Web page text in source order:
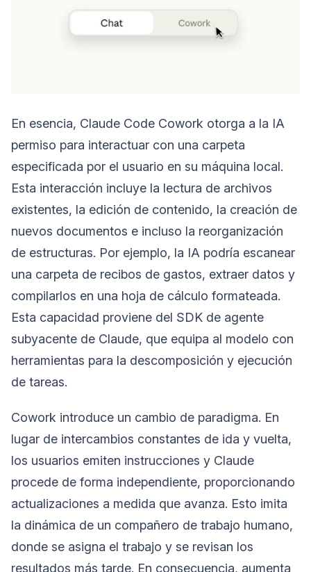
En esencia, Claude Code Cowork otorga a la IA
permiso para interactuar con una carpeta
especificada por el usuario en su máquina local.
Esta interacción incluye la lectura de archivos
existentes, la edición de contenido, la creación de
nuevos documentos e incluso la reorganización
de estructuras. Por ejemplo, la IA podría escanear
una carpeta de recibos de gastos, extraer datos y
compilarlos en una hoja de cálculo formateada.
Esta capacidad proviene del SDK de agente
subyacente de Claude, que equipa al modelo con
herramientas para la descomposición y ejecución
de tareas.
Cowork introduce un cambio de paradigma. En
lugar de intercambios constantes de ida y vuelta,
los usuarios emiten instrucciones y Claude
procede de forma independiente, proporcionando
actualizaciones a medida que avanza. Esto imita
la dinámica de un compañero de trabajo humano,
donde se asigna el trabajo y se revisan los
resultados más tarde. En consecuencia, aumenta